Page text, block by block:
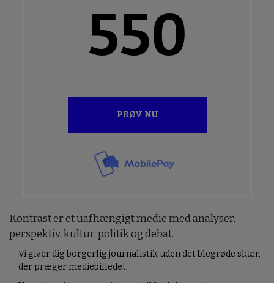
550
PRØV NU
Kontrast er et uafhængigt medie med analyser,
perspektiv, kultur, politik og debat.
Vi giver dig borgerlig journalistik uden det blegrøde skær,
der præger mediebilledet.